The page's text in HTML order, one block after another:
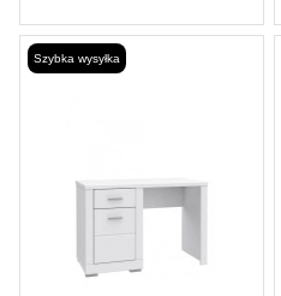
Szybka wysyłka